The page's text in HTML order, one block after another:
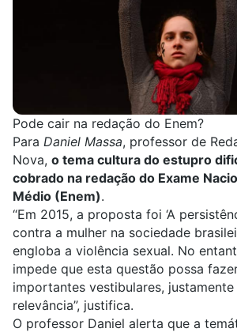
Pode cair na redação do Enem?
Para Daniel Massa, professor de
Nova, o tema cultura do estupro
cobrado na redação do Exame
Médio (Enem).
“Em 2015, a proposta foi ‘A
contra a mulher na sociedade
engloba a violência sexual. No
impede que esta questão possa
importantes vestibulares, justamente
relevância”, justifica.
O professor Daniel alerta que a